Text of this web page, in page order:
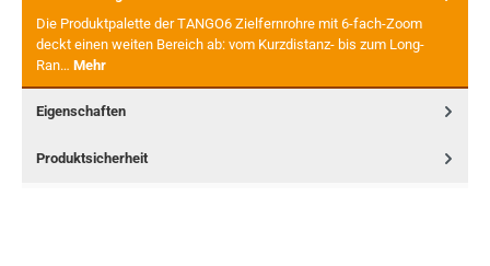
Die Produktpalette der TANGO6 Zielfernrohre mit 6-fach-Zoom
deckt einen weiten Bereich ab: vom Kurzdistanz- bis zum Long-
Ran… Mehr
Eigenschaften
Produktsicherheit